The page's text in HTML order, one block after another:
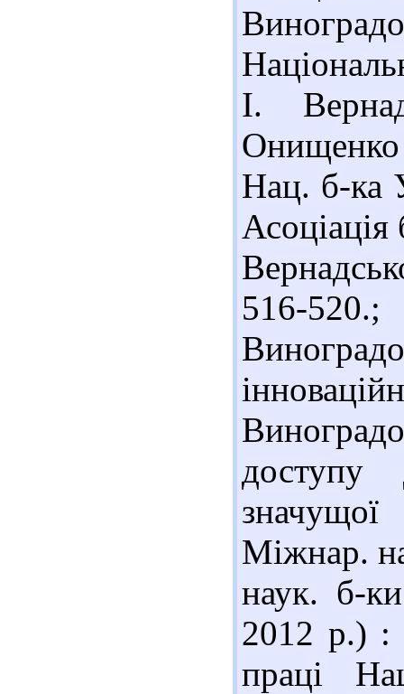
І.
Онищенко
Нац. б-ка
516-
доступу
Міжнар.
наук. б-
2012 р.) :
праці